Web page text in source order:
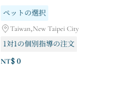
ペットの選択
Taiwan,New Taipei City
1対1の個別指導の注文
NT$ 0